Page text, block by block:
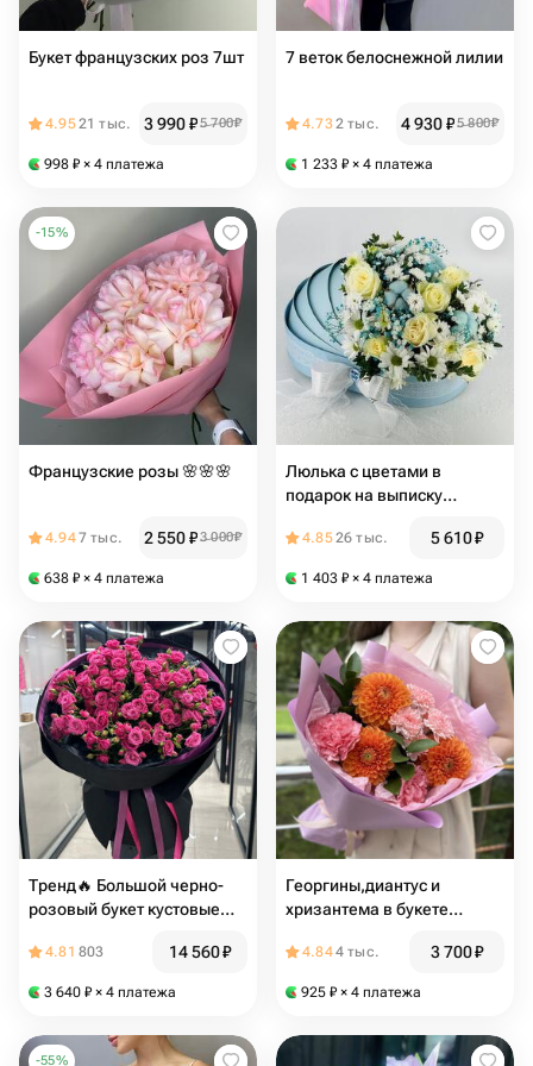
Букет французских роз 7шт
4.9521 тыс. 3 990₽5 700₽
998 ₽ × 4 платежа
7 веток белоснежной лилии
4.732 тыс. 4 930₽5 800₽
1 233 ₽ × 4 платежа
-15%
Французские розы 🌸🌸🌸
4.947 тыс. 2 550₽3 000₽
638 ₽ × 4 платежа
Люлька с цветами в
подарок на выписку
4.8526 тыс. 5 610₽
1 403 ₽ × 4 платежа
Тренд🔥 Большой черно-
розовый букет кустовые
4.81 803 14 560₽
3 640 ₽ × 4 платежа
Георгины,диантус и
хризантема в букете
4.844 тыс. 3 700₽
925 ₽ × 4 платежа
-55%